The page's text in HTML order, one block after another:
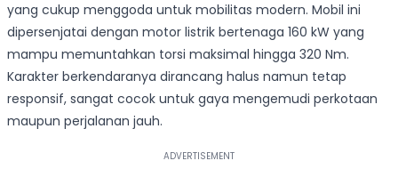
yang cukup menggoda untuk mobilitas modern. Mobil ini
dipersenjatai dengan motor listrik bertenaga 160 kW yang
mampu memuntahkan torsi maksimal hingga 320 Nm.
Karakter berkendaranya dirancang halus namun tetap
responsif, sangat cocok untuk gaya mengemudi perkotaan
maupun perjalanan jauh.